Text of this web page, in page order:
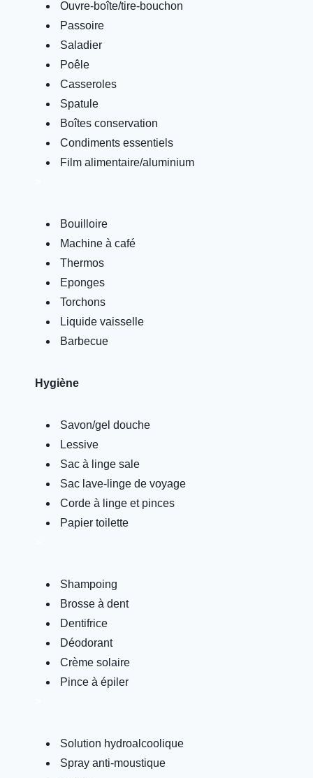
Ouvre-boîte/tire-bouchon
Passoire
Saladier
Poêle
Casseroles
Spatule
Boîtes conservation
Condiments essentiels
Film alimentaire/aluminium
Bouilloire
Machine à café
Thermos
Eponges
Torchons
Liquide vaisselle
Barbecue
Hygiène
Savon/gel douche
Lessive
Sac à linge sale
Sac lave-linge de voyage
Corde à linge et pinces
Papier toilette
Shampoing
Brosse à dent
Dentifrice
Déodorant
Crème solaire
Pince à épiler
Solution hydroalcoolique
Spray anti-moustique